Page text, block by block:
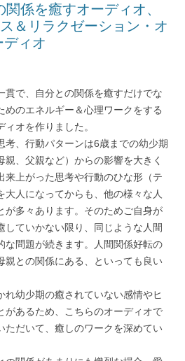
係を癒すオーディオ、
＆リラクゼーション・オ
ィオ
貫で、自分との関係を癒すだけでな
めのエネルギー＆心理ワークをする
オを作りました。
、 行動パターンは6歳までの幼少期
、 父親など）からの影響を大きく
来上がった思考や行動のひな形（テ
大人になってからも、 他の様々な人
多々あります。 そのためご自身が
ていかない限り、 同じような人間
問題が続きます。
人間関係好転の
との関係にある、
といっても良い
れ幼少期の癒されていない感情やヒ
あるため、
こちらのオーディオで
だいて、 癒しのワークを深めてい